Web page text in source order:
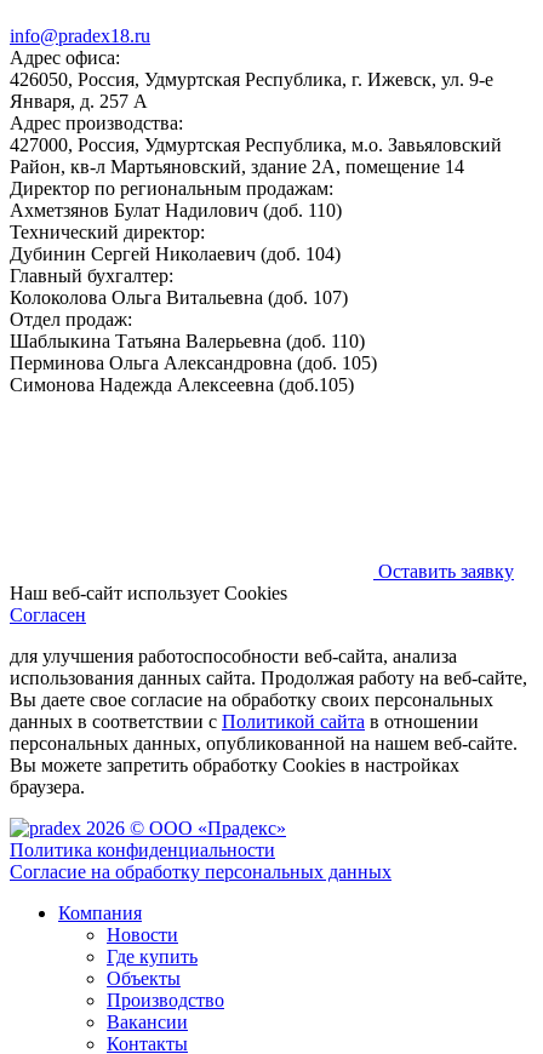
info@pradex18.ru
Адрес офиса:
426050, Россия, Удмуртская Республика, г. Ижевск, ул. 9-е
Января, д. 257 А
Адрес производства:
427000, Россия, Удмуртская Республика, м.о. Завьяловский
Район, кв-л Мартьяновский, здание 2А, помещение 14
Директор по региональным продажам:
Ахметзянов Булат Надилович (доб. 110)
Технический директор:
Дубинин Сергей Николаевич (доб. 104)
Главный бухгалтер:
Колоколова Ольга Витальевна (доб. 107)
Отдел продаж:
Шаблыкина Татьяна Валерьевна (доб. 110)
Перминова Ольга Александровна (доб. 105)
Симонова Надежда Алексеевна (доб.105)
Оставить заявку
Наш веб-сайт использует Cookies
Согласен
для улучшения работоспособности веб-сайта, анализа
использования данных сайта. Продолжая работу на веб-сайте,
Вы даете свое согласие на обработку своих персональных
данных в соответствии с Политикой сайта в отношении
персональных данных, опубликованной на нашем веб-сайте.
Вы можете запретить обработку Cookies в настройках
браузера.
2026 © ООО «Прадекс»
Политика конфиденциальности
Согласие на обработку персональных данных
Компания
Новости
Где купить
Объекты
Производство
Вакансии
Контакты